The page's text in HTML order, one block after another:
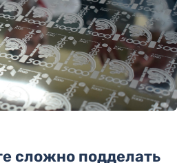
сложно подделать